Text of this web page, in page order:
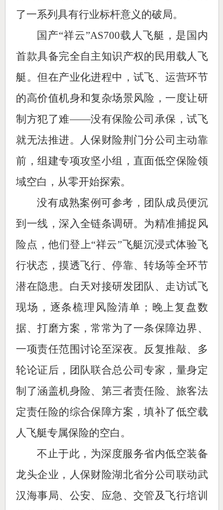
了一系列具有行业标杆意义的破局。
国产“祥云”AS700载人飞艇，是国内
首款具备完全自主知识产权的民用载人飞
艇。但在产业化进程中，试飞、运营环节
的高价值机身和复杂场景风险，一度让研
制方犯了难——没有保险公司承保，试飞
就无法推进。人保财险荆门分公司主动靠
前，组建专项攻坚小组，直面低空保险领
域空白，从零开始探索。
没有成熟案例可参考，团队成员便沉
到一线，深入全链条调研。为精准捕捉风
险点，他们登上“祥云”飞艇沉浸式体验飞
行状态，摸透飞行、停靠、转场等全环节
潜在隐患。白天对接研发团队、走访试飞
现场，逐条梳理风险清单；晚上复盘数
据、打磨方案，常常为了一条保障边界、
一项责任范围讨论至深夜。反复推敲、多
轮论证后，团队联合总公司专家，量身定
制了涵盖机身险、第三者责任险、旅客法
定责任险的综合保障方案，填补了低空载
人飞艇专属保险的空白。
不止于此，为深度服务省内低空装备
龙头企业，人保财险湖北省分公司联动武
汉海事局、公安、应急、交管及飞行培训